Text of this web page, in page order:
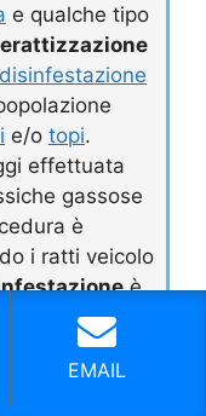
e qualche tipo
disinfestazione
e/o topi.
effettuata
gassose
è
i ratti veicolo
è
di
o per
parassiti
dei loro
EMAIL